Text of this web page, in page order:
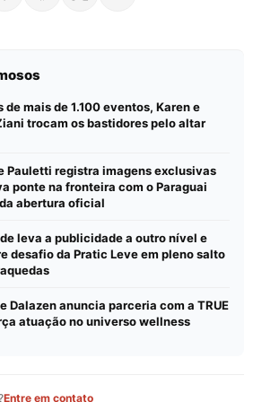
de mais de 1.100 eventos, Karen e
trocam os bastidores pelo altar
Pauletti registra imagens exclusivas
ponte na fronteira com o Paraguai
abertura oficial
leva a publicidade a outro nível e
desafio da Pratic Leve em pleno salto
Dalazen anuncia parceria com a TRUE
atuação no universo wellness
Entre em contato